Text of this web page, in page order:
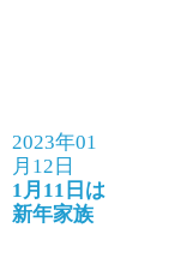
2023年01
月12日
1月11日は
新年家族